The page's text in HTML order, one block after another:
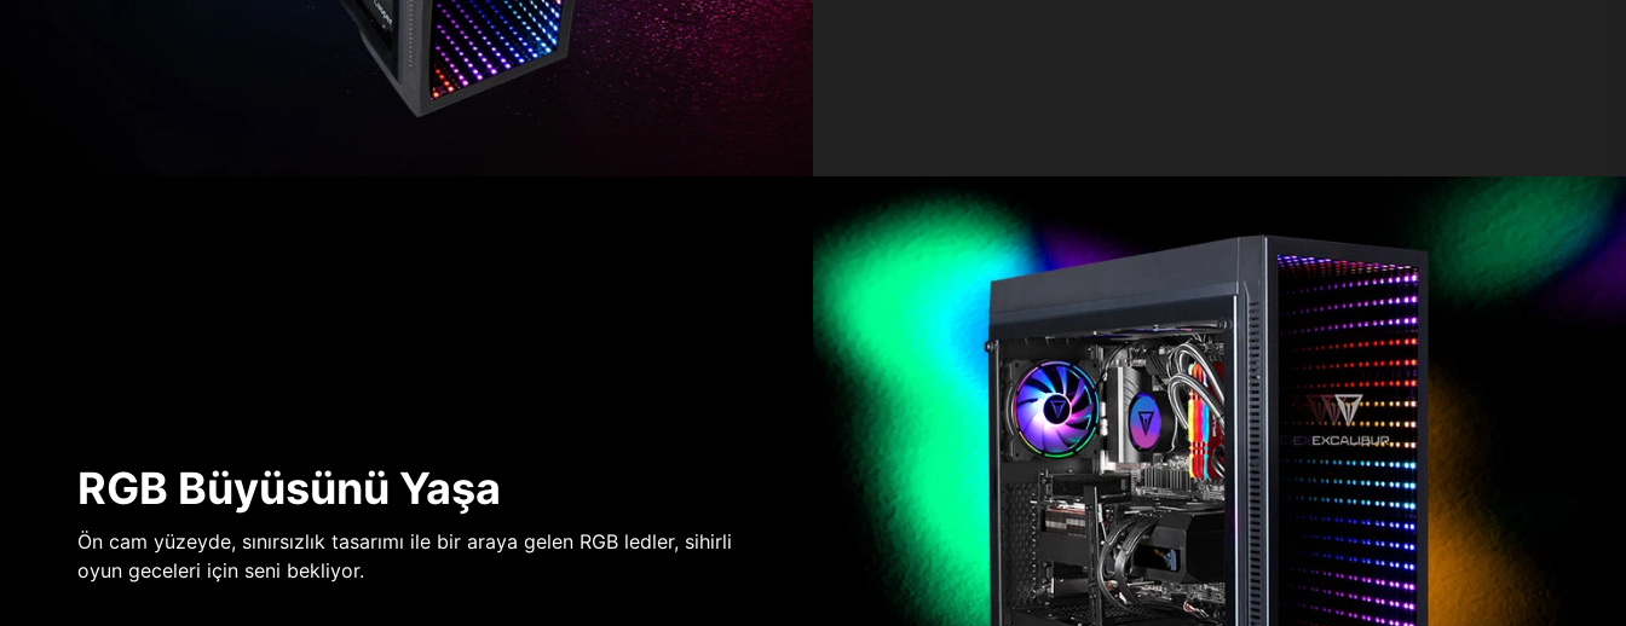
RGB Büyüsünü Yaşa
Ön cam yüzeyde, sınırsızlık tasarımı ile bir araya gelen RGB ledler, sihirli
oyun geceleri için seni bekliyor.